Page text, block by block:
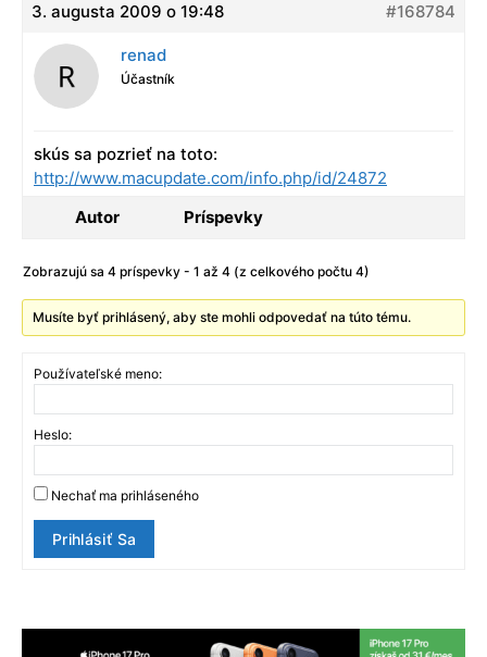
3. augusta 2009 o 19:48
#168784
renad
Účastník
skús sa pozrieť na toto:
http://www.macupdate.com/info.php/id/24872
Autor
Príspevky
Zobrazujú sa 4 príspevky - 1 až 4 (z celkového počtu 4)
Musíte byť prihlásený, aby ste mohli odpovedať na túto tému.
Používateľské meno:
Heslo:
Nechať ma prihláseného
Prihlásiť Sa